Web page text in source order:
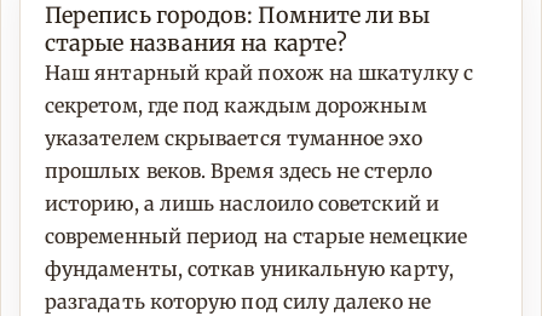
Перепись городов: Помните ли вы
старые названия на карте?
Наш янтарный край похож на шкатулку с
секретом, где под каждым дорожным
указателем скрывается туманное эхо
прошлых веков. Время здесь не стерло
историю, а лишь наслоило советский и
современный период на старые немецкие
фундаменты, соткав уникальную карту,
разгадать которую под силу далеко не